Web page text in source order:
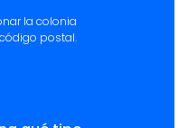
la colonia
postal.